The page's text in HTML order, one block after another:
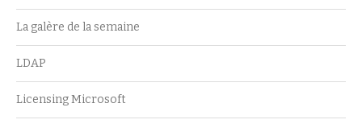
La galère de la semaine
LDAP
Licensing Microsoft